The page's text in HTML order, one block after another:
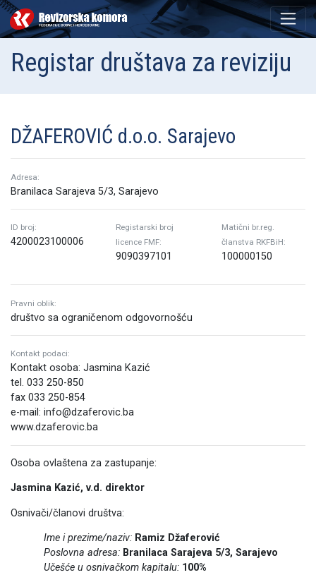
Registar društava za reviziju
DŽAFEROVIĆ d.o.o. Sarajevo
Adresa:
Branilaca Sarajeva 5/3, Sarajevo
ID broj:
4200023100006
Registarski broj
licence FMF:
9090397101
Matični br.reg.
članstva RKFBiH:
100000150
Pravni oblik:
društvo sa ograničenom odgovornošću
Kontakt podaci:
Kontakt osoba: Jasmina Kazić
tel. 033 250-850
fax 033 250-854
e-mail: info@dzaferovic.ba
www.dzaferovic.ba
Osoba ovlaštena za zastupanje:
Jasmina Kazić, v.d. direktor
Osnivači/članovi društva:
Ime i prezime/naziv: Ramiz Džaferović
Poslovna adresa: Branilaca Sarajeva 5/3, Sarajevo
Učešće u osnivačkom kapitalu: 100%